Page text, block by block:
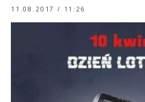
11.08.2017 / 11:26